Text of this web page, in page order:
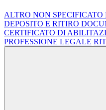
ALTRO NON SPECIFICATO
DEPOSITO E RITIRO
CERTIFICATO DI
PROFESSIONE LEGALE